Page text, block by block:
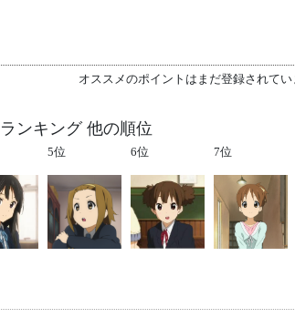
オススメのポイントはまだ登録されてい
ンキング 他の順位
5位 6位 7位